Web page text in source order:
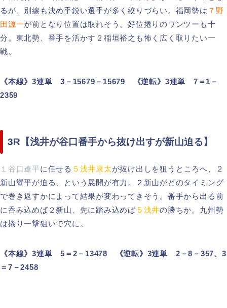
るが、別線も決め手鋭い選手が多く絞りづらい。福岡勢は ７野
田源一が前となり位置は取れそう。好位捲りのワンツーも十
分。東北勢、番手を活かす２稲垣裕之も怖く広く取りたい一
戦。
《本線》3連単 3－15679－15679 《逆転》3連単 7＝1－
2359
3R【浅井が谷口番手から抜け出すが新山迫る】
１谷口遼平に任せる ５浅井康太が抜け出しを狙うところへ、２
新山響平が迫る、という展開が有力。２新山がどのタイミング
で巻き返すかによって結果が変わってきそう。番手から出る前
に呑み込めば２新山、先に踏み込めば５浅井の勝ちか。九州勢
は捲り一撃狙いで穴に。
《本線》3連単 5＝2－13478 《逆転》3連単 2－8－357、3
＝7－2458